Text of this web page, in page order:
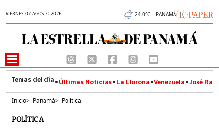
VIERNES 07 AGOSTO 2026 24.0°C | PANAMÁ
Últimas Noticias La Llorona Venezuela José
Inicio> Panamá> Política
POLÍTICA